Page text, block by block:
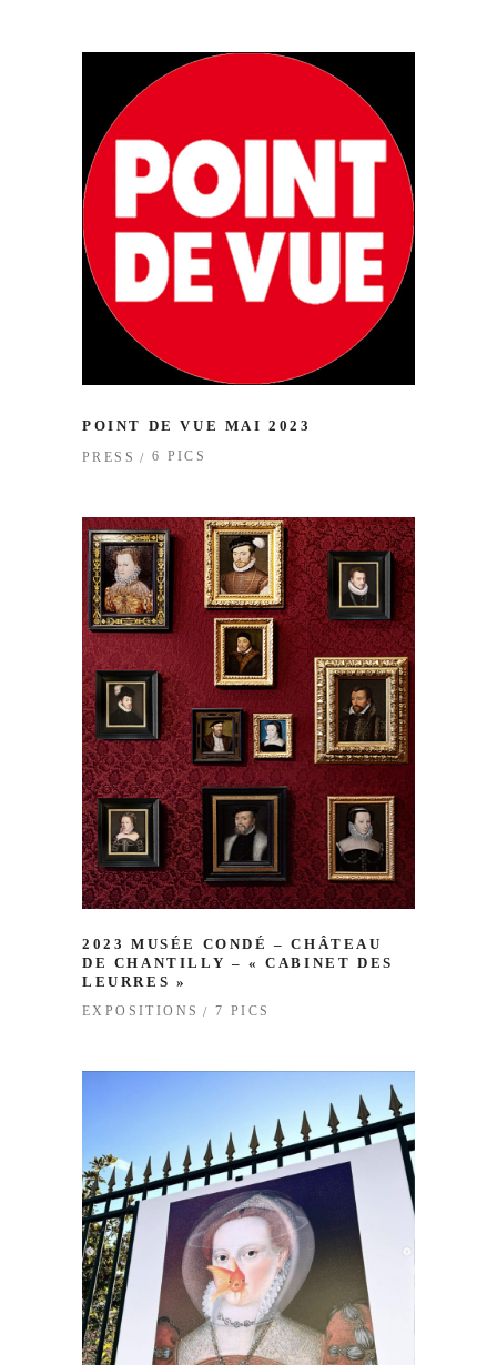
POINT DE VUE MAI 2023
PRESS 6 PICS
2023 MUSÉE CONDÉ – CHÂTEAU
DE CHANTILLY – « CABINET DES
LEURRES »
EXPOSITIONS 7 PICS